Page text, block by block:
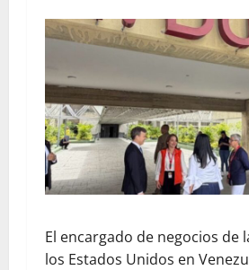
El encargado de negocios de
los Estados Unidos en